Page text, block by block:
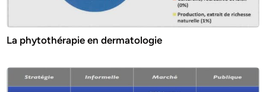
La phytothérapie en dermatologie